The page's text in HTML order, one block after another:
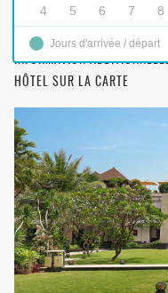
4 5 6 7 8
Jours d'arrivée / départ
DESCRIPTION
OPTION DE
FILTRAGE DES OPTIONS DE
INFORMATION
HÔTEL SUR LA CARTE